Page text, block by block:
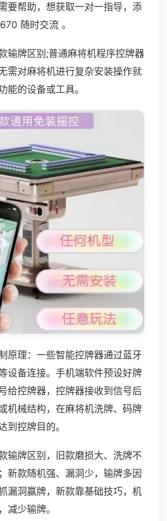
要帮助，想获取一对一指导，添
随时交流 。
输牌区别;普通麻将机程序控牌器
需对麻将机进行复杂安装操作就
能的设备或工具。
原理：一些智能控牌器通过蓝牙
设备连接。手机端软件预设好牌
给控牌器，控牌器接收到信号后
机械结构，在麻将机洗牌、码牌
到控牌目的。
输牌区别，旧款磨损大、洗牌不
新款随机强、漏洞少，输牌多因
漏洞赢牌，新款靠基础技巧，机
减少输牌。